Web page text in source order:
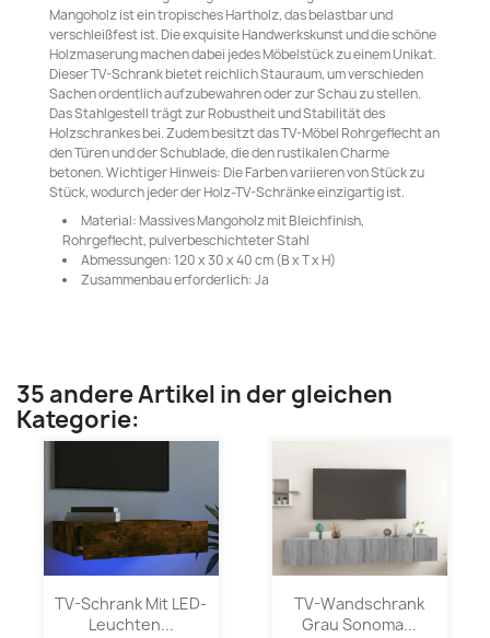
Mangoholz ist ein tropisches Hartholz, das belastbar und
verschleißfest ist. Die exquisite Handwerkskunst und die schöne
Holzmaserung machen dabei jedes Möbelstück zu einem Unikat.
Dieser TV-Schrank bietet reichlich Stauraum, um verschieden
Sachen ordentlich aufzubewahren oder zur Schau zu stellen.
Das Stahlgestell trägt zur Robustheit und Stabilität des
Holzschrankes bei. Zudem besitzt das TV-Möbel Rohrgeflecht an
den Türen und der Schublade, die den rustikalen Charme
betonen. Wichtiger Hinweis: Die Farben variieren von Stück zu
Stück, wodurch jeder der Holz-TV-Schränke einzigartig ist.
Material: Massives Mangoholz mit Bleichfinish,
Rohrgeflecht, pulverbeschichteter Stahl
Abmessungen: 120 x 30 x 40 cm (B x T x H)
Zusammenbau erforderlich: Ja
35 andere Artikel in der gleichen
Kategorie:
TV-Schrank Mit LED-
Leuchten...
TV-Wandschrank
Grau Sonoma...